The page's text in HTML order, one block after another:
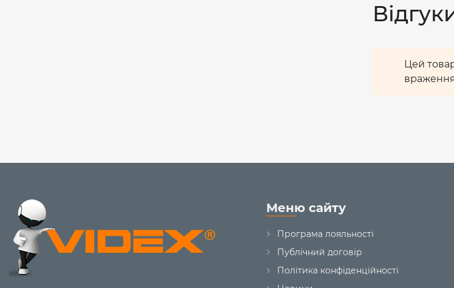
Цей
Меню сайту
Програма лояльності
Публічний договір
Політика конфіденційності